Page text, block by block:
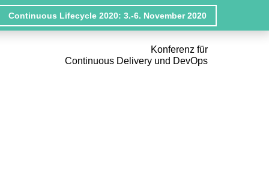
Continuous Lifecycle 2020: 3.-6. November 2020
Konferenz für
Continuous Delivery und DevOps